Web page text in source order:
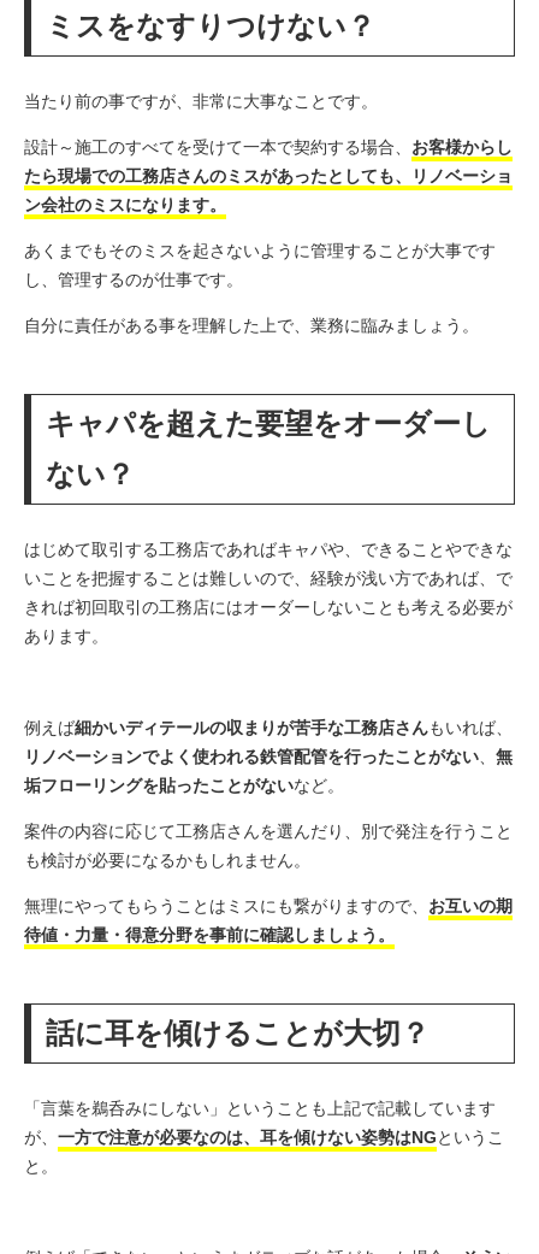
ミスをなすりつけない？
当たり前の事ですが、非常に大事なことです。
設計～施工のすべてを受けて一本で契約する場合、 お客様からし
たら現場での工務店さんのミスがあったとしても、リノベーショ
ン会社のミスになります。
あくまでもそのミスを起さないように管理することが大事です
し、管理するのが仕事です。
自分に責任がある事を理解した上で、業務に臨みましょう。
キャパを超えた要望をオーダーし
ない？
はじめて取引する工務店であればキャパや、できることやできな
いことを把握することは難しいので、経験が浅い方であれば、で
きれば初回取引の工務店にはオーダーしないことも考える必要が
あります。
例えば細かいディテールの収まりが苦手な工務店さんもいれば、
リノベーションでよく使われる鉄管配管を行ったことがない
無
垢フローリングを貼ったことがないなど。
案件の内容に応じて工務店さんを選んだり、別で発注を行うこと
も検討が必要になるかもしれません。
無理にやってもらうことはミスにも繋がりますので、 お互いの期
待値・力量・得意分野を事前に確認しましょう。
話に耳を傾けることが大切？
「言葉を鵜呑みにしない」ということも上記で記載しています
が、 一方で注意が必要なのは、耳を傾けない姿勢はNGというこ
と。